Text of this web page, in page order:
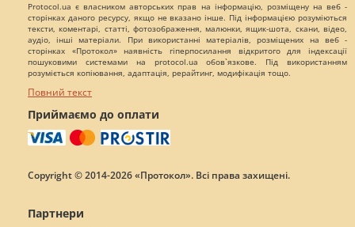
Protocol.ua є власником авторських прав на інформацію, розміщену на веб -
сторінках даного ресурсу, якщо не вказано інше. Під інформацією розуміються
тексти, коментарі, статті, фотозображення, малюнки, ящик-шота, скани, відео,
аудіо, інші матеріали. При використанні матеріалів, розміщених на веб -
сторінках «Протокол» наявність гіперпосилання відкритого для індексації
пошуковими системами на protocol.ua обов`язкове. Під використанням
розуміється копіювання, адаптація, рерайтинг, модифікація тощо.
Повний текст
Приймаємо до оплати
Copyright © 2014-2026 «Протокол». Всі права захищені.
Партнери